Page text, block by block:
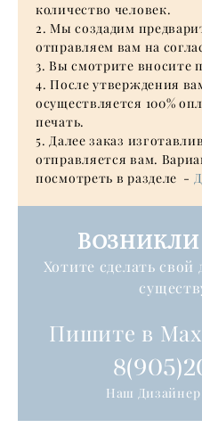
количество человек.
2. Мы создадим
отправляем вам на
3. Вы смотрите вносите
4. После утверждения
осуществляется 100%
печать.
5. Далее заказ
отправляется вам.
посмотреть в разделе -
Хотите сделать
Пишите в
Наш